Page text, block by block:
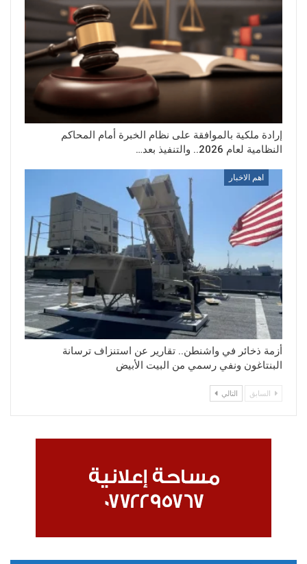
إرادة ملكية بالموافقة على نظام الخبرة أمام المحاكم
النظامية لعام 2026.. والتنفيذ بعد…
اهم الاخبار
أزمة ذخائر في واشنطن.. تقارير عن استنزاف ترسانة
البنتاغون ونفي رسمي من البيت الأبيض
السابق التالي